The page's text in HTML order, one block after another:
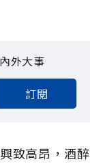
外大事
訂閱
致高昂，酒醉